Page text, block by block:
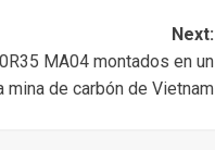
Next:
MA04 montados en un
mina de carbón de Vietnam